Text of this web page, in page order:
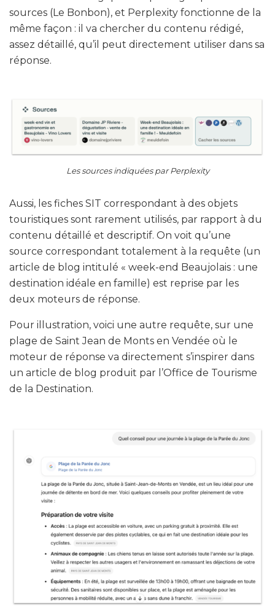
sources (Le Bonbon), et Perplexity fonctionne de la
même façon : il va chercher du contenu rédigé,
assez détaillé, qu’il peut directement utiliser dans sa
réponse.
Les sources indiquées par Perplexity
Aussi, les fiches SIT correspondant à des objets
touristiques sont rarement utilisés, par rapport à du
contenu détaillé et descriptif. On voit qu’une
source correspondant totalement à la requête (un
article de blog intitulé « week-end Beaujolais : une
destination idéale en famille) est reprise par les
deux moteurs de réponse.
Pour illustration, voici une autre requête, sur une
plage de Saint Jean de Monts en Vendée où le
moteur de réponse va directement s’inspirer dans
un article de blog produit par l’Office de Tourisme
de la Destination.